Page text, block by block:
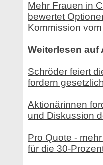
Mehr Frauen in
bewertet
Kommission
Weiterlesen auf
Schröder feiert
fordern
Aktionärinnen
und Diskussion
Pro Quote -
für die 30-